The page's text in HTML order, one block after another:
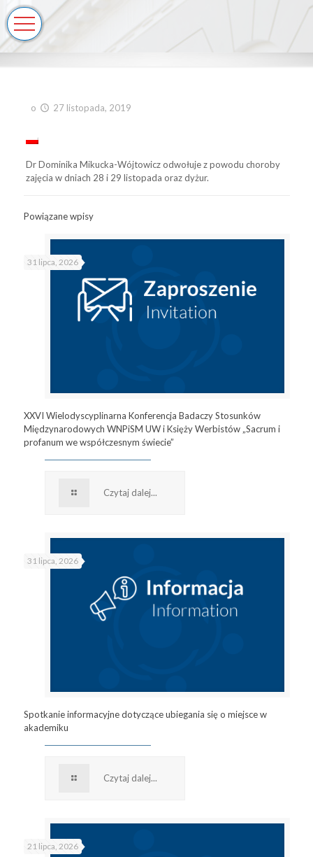
o 27 listopada, 2019
Dr Dominika Mikucka-Wójtowicz odwołuje z powodu choroby
zajęcia w dniach 28 i 29 listopada oraz dyżur.
Powiązane wpisy
31 lipca, 2026
XXVI Wielodyscyplinarna Konferencja Badaczy Stosunków
Międzynarodowych WNPiSM UW i Księży Werbistów „Sacrum i
profanum we współczesnym świecie”
Czytaj dalej...
31 lipca, 2026
Spotkanie informacyjne dotyczące ubiegania się o miejsce w
akademiku
Czytaj dalej...
21 lipca, 2026